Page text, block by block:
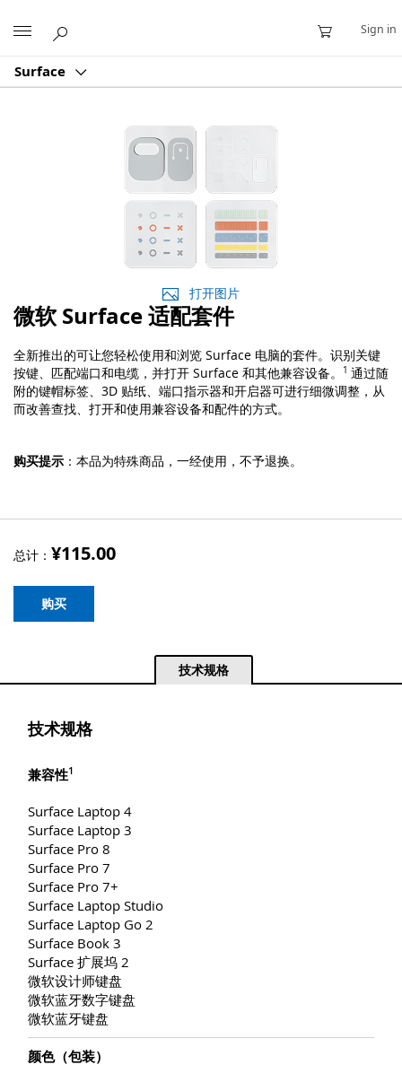
Surface
Sign in
打开图片
微软 Surface 适配套件
全新推出的可让您轻松使用和浏览 Surface 电脑的套件。识别关键
按键、匹配端口和电缆，并打开 Surface 和其他兼容设备。
1 通过随
附的键帽标签、3D 贴纸、端口指示器和开启器可进行细微调整，从
而改善查找、打开和使用兼容设备和配件的方式。
购买提示 ：本品为特殊商品，一经使用，不予退换。
总计： ¥115.00
购买
技术规格
技术规格
兼容性1
Surface Laptop 4
Surface Laptop 3
Surface Pro 8
Surface Pro 7
Surface Pro 7+
Surface Laptop Studio
Surface Laptop Go 2
Surface Book 3
Surface 扩展坞 2
微软设计师键盘
微软蓝牙数字键盘
微软蓝牙键盘
颜色（包装）